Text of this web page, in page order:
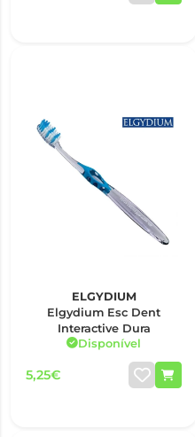
ELGYDIUM
Elgydium Esc Dent
Interactive Dura
Disponível
5,25€